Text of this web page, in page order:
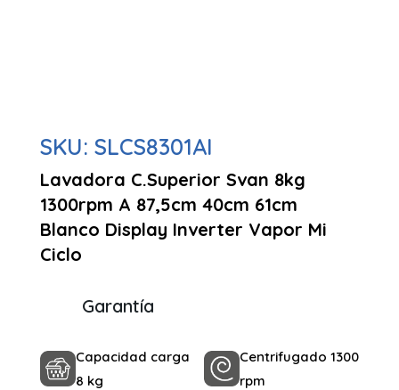
SKU: SLCS8301AI
Lavadora C.Superior Svan 8kg
1300rpm A 87,5cm 40cm 61cm
Blanco Display Inverter Vapor Mi
Ciclo
Garantía
Capacidad carga
8 kg
Centrifugado 1300
rpm